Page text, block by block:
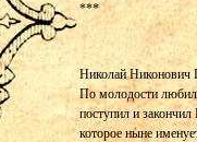
***
Николай Никонович
По молодости любил
поступил и
которое ныне